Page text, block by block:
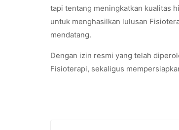
tapi tentang meningkatkan kualitas
untuk menghasilkan lulusan
mendatang.
Dengan izin resmi yang telah
Fisioterapi, sekaligus